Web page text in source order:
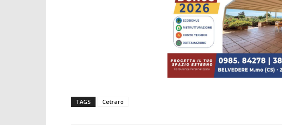
TAGS Cetraro